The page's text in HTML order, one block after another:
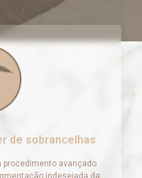
de sobrancelhas
procedimento avançado
indesejada da